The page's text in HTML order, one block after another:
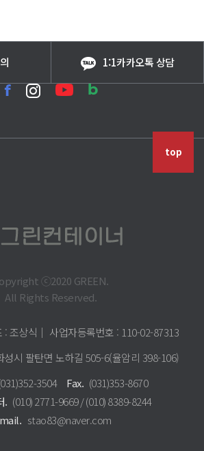
1:1카카오톡 상담
top
ⓒ2020 GREEN.
All Rights Reserved.
: 조상식│ 사업자등록번호 : 110-02-87313
성시 팔탄면 노하길 505-6(율암리 398-106)
3504 Fax. (031)353-8670
. (010) 2771-9669 / (010) 8389-8244
stao83@naver.com